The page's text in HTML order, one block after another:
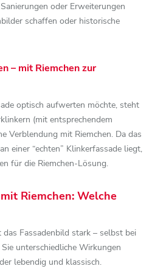
oder Erweiterungen
schaffen oder historische
– mit Riemchen zur
optisch aufwerten möchte, steht
(mit entsprechendem
Verblendung mit Riemchen. Da das
einer “echten” Klinkerfassade liegt,
für die Riemchen-Lösung.
Riemchen: Welche
das Fassadenbild stark – selbst bei
unterschiedliche Wirkungen
lebendig und klassisch.